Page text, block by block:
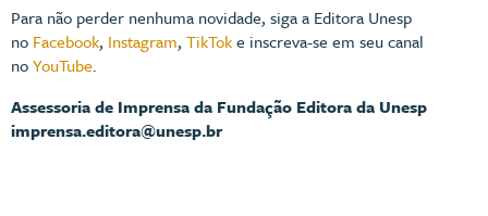
Para não perder nenhuma novidade, siga a Editora Unesp
no Facebook, Instagram, TikToke inscreva-se em seu canal
noYouTube.
Assessoria de Imprensa da Fundação Editora da Unesp
imprensa.editora@unesp.br